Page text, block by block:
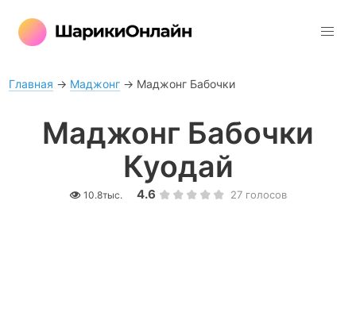
Главная → Маджонг → Маджонг Бабочки
Маджонг Бабочки
Куодай
10.8тыс. 4.6 27 голосов